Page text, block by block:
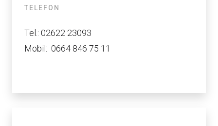
TELEFON
Tel.: 02622 23093
Mobil: 0664 846 75 11